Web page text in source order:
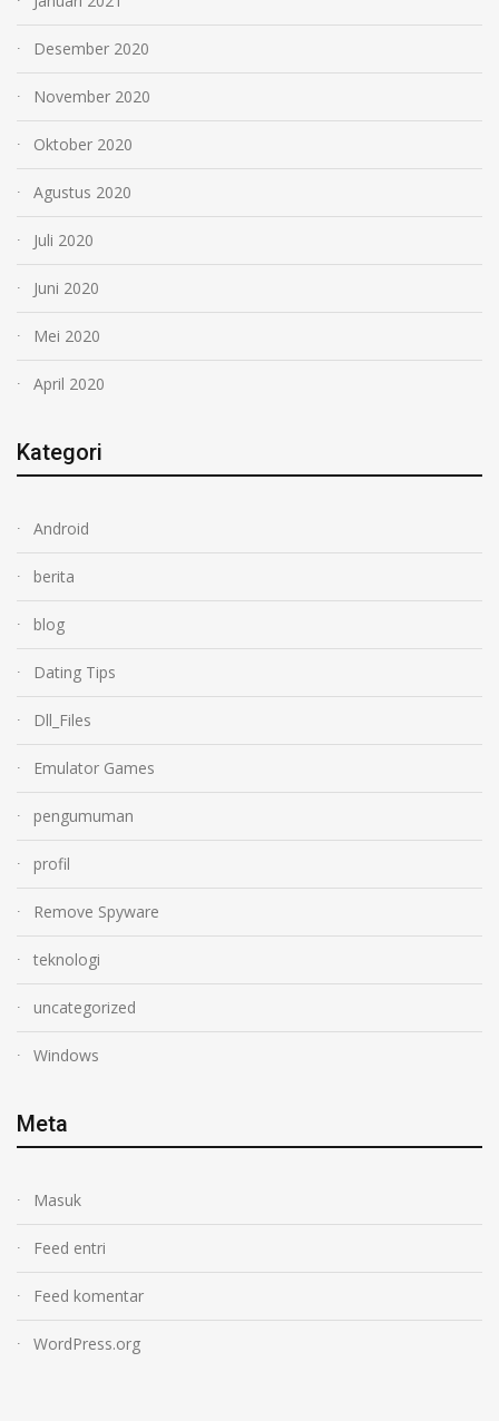
Desember 2020
November 2020
Oktober 2020
Agustus 2020
Juli 2020
Juni 2020
Mei 2020
April 2020
Kategori
Android
berita
blog
Dating Tips
Dll_Files
Emulator Games
pengumuman
profil
Remove Spyware
teknologi
uncategorized
Windows
Meta
Masuk
Feed entri
Feed komentar
WordPress.org